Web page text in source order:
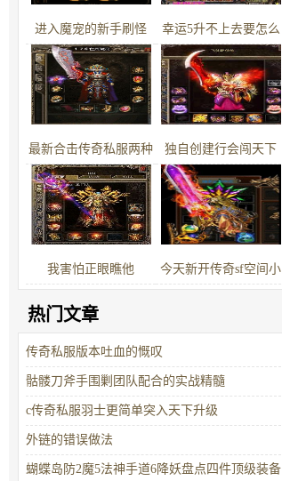
进入魔宠的新手刷怪 幸运5升不上去要怎么
办才好
最新合击传奇私服两种
装备升级系统一种尽人
皆知另一种极少人记得
独自创建行会闯天下
我害怕正眼瞧他 今天新开传奇sf空间小
热门文章
传奇私服版本吐血的慨叹
骷髅刀斧手围剿团队配合的实战精髓
c传奇私服羽士更简单突入天下升级
外链的错误做法
蝴蝶岛防2魔5法神手道6降妖盘点四件顶级装备